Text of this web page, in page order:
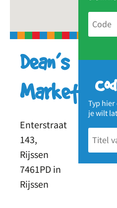
Typ
je wilt
Dean’s
Market
Enterstraat
143,
Rijssen
7461PD in
Rijssen